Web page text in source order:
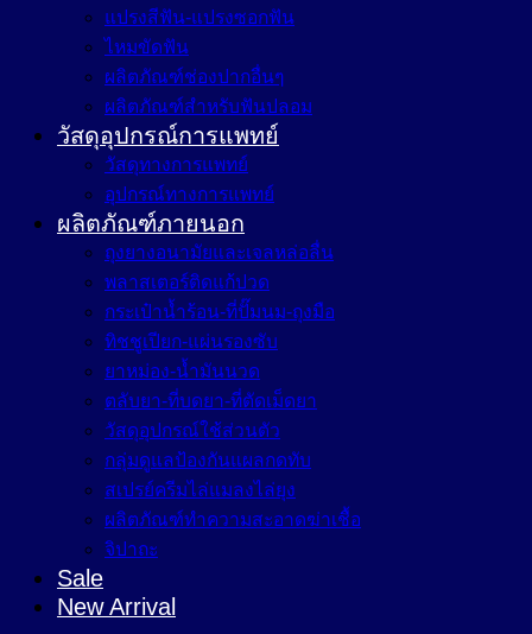
แปรงสีฟัน-แปรงซอกฟัน
ไหมขัดฟัน
ผลิตภัณฑ์ช่องปากอื่นๆ
ผลิตภัณฑ์สำหรับฟันปลอม
วัสดุอุปกรณ์การแพทย์
วัสดุทางการแพทย์
อุปกรณ์ทางการแพทย์
ผลิตภัณฑ์ภายนอก
ถุงยางอนามัยและเจลหล่อลื่น
พลาสเตอร์ติดแก้ปวด
กระเป๋าน้ำร้อน-ที่ปั๊มนม-ถุงมือ
ทิชชูเปียก-แผ่นรองซับ
ยาหม่อง-น้ำมันนวด
ตลับยา-ที่บดยา-ที่ตัดเม็ดยา
วัสดุอุปกรณ์ใช้ส่วนตัว
กลุ่มดูแลป้องกันแผลกดทับ
สเปรย์ครีมไล่แมลงไล่ยุง
ผลิตภัณฑ์ทำความสะอาดฆ่าเชื้อ
จิปาถะ
Sale
New Arrival